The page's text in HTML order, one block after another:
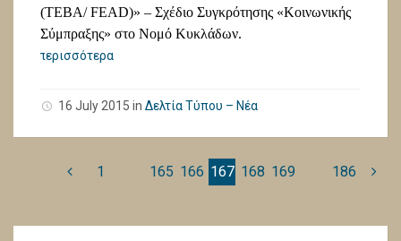
(TEBA/ FEAD)» – Σχέδιο Συγκρότησης «Κοινωνικής
Σύμπραξης» στο Νομό Κυκλάδων.
περισσότερα
16 July 2015 in Δελτία Τύπου – Νέα
1 … 165 166 167 168 169 … 186